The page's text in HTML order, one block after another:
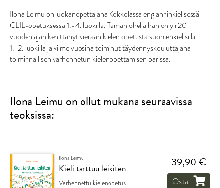
Ilona Leimu on luokanopettajana Kokkolassa englanninkielisessä
CLIL-opetuksessa 1.-4. luokilla. Tämän ohella hän on yli 20
vuoden ajan kehittänyt vieraan kielen opetusta suomenkielisillä
1.-2. luokilla ja viime vuosina toiminut täydennyskouluttajana
toiminnallisen varhennetun kielenopettamisen parissa.
Ilona Leimu on ollut mukana seuraavissa
teoksissa:
Ilona Leimu
Kieli tarttuu leikiten
Varhennettu kielenopetus
39,90 €
Osta